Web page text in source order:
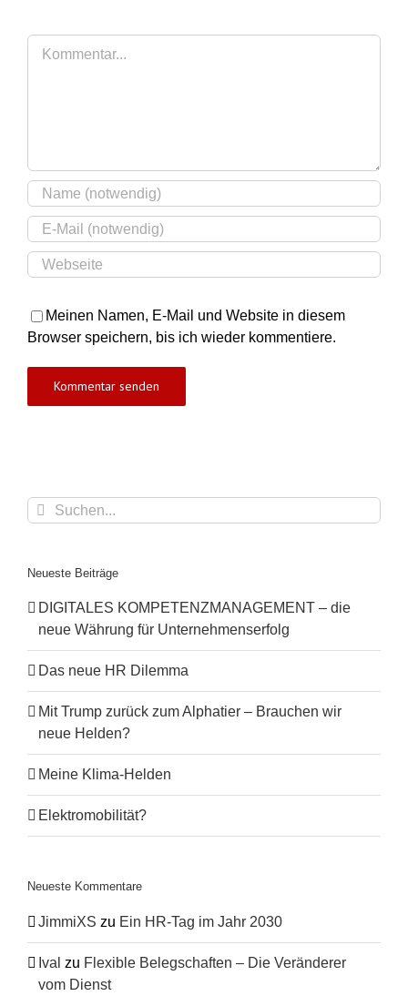
Meinen Namen, E-Mail und Website in diesem
Browser speichern, bis ich wieder kommentiere.
Suche
nach:
Neueste Beiträge
DIGITALES KOMPETENZMANAGEMENT – die
neue Währung für Unternehmenserfolg
Das neue HR Dilemma
Mit Trump zurück zum Alphatier – Brauchen wir
neue Helden?
Meine Klima-Helden
Elektromobilität?
Neueste Kommentare
JimmiXS zu Ein HR-Tag im Jahr 2030
Ival zu Flexible Belegschaften – Die Veränderer
vom Dienst